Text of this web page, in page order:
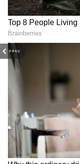
PREV
ராஜமரியாதை
சொல்கிறார்
இதையும்
தொடராக
ராஜுக்கு
அவார்ட்ஸ்